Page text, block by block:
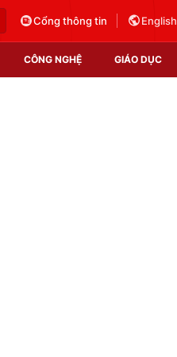
Cổng thông tin English
CÔNG NGHỆ GIÁO DỤC